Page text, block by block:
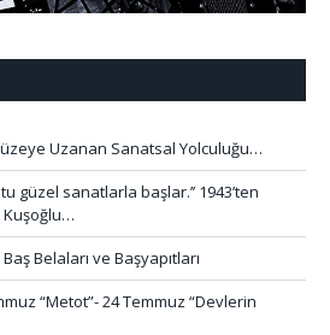
Uzanan Sanatsal Yolculuğu…
güzel sanatlarla başlar.’’ 1943’ten
Kuşoğlu…
Belaları ve Başyapıtları
“Metot”- 24 Temmuz “Devlerin